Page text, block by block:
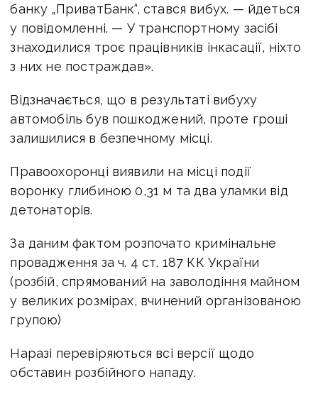
банку „ПриватБанк“, стався вибух. — йдеться
у повідомленні. — У транспортному засібі
знаходилися троє працівників інкасації, ніхто
з них не постраждав».
Відзначається, що в результаті вибуху
автомобіль був пошкоджений, проте гроші
залишилися в безпечному місці.
Правоохоронці виявили на місці події
воронку глибиною 0,31 м та два уламки від
детонаторів.
За даним фактом розпочато кримінальне
провадження за ч. 4 ст. 187 КК України
(розбій, спрямований на заволодіння майном
у великих розмірах, вчинений організованою
групою)
Наразі перевіряються всі версії щодо
обставин розбійного нападу.